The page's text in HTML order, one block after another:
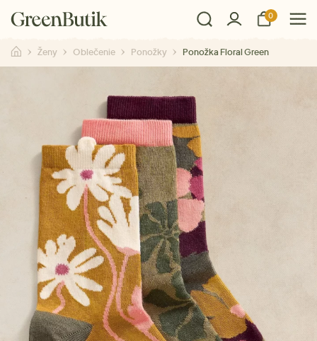
0
Ženy Oblečenie Ponožky Ponožka Floral Green